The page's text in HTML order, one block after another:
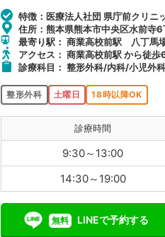
特徴：医療法人社団 県庁前クリニ
住所：熊本県熊本市中央区水前寺
最寄り駅： 商業高校前駅 八丁馬
アクセス： 商業高校前駅 から徒歩
診療科目： 整形外科/内科/小児外
整形外科 土曜日 18時以降OK
診療時間
9:30～13:00
14:30～19:00
無料 LINEで予約する